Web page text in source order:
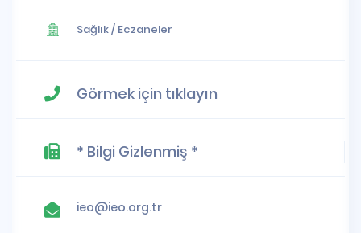
Sağlık/ Eczaneler
Görmek için tıklayın
* Bilgi Gizlenmiş *
ieo@ieo.org.tr